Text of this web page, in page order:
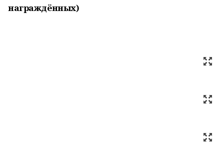
награждённых)